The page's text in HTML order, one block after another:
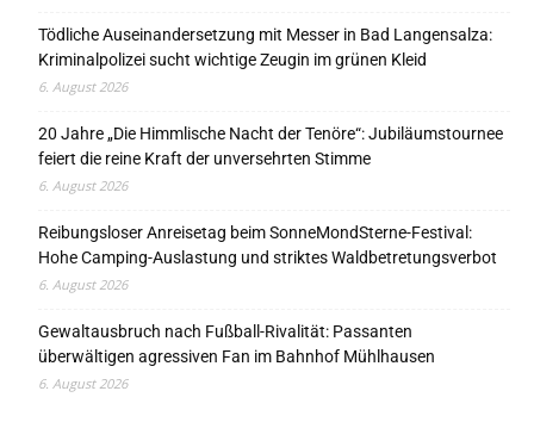
Tödliche Auseinandersetzung mit Messer in Bad Langensalza:
Kriminalpolizei sucht wichtige Zeugin im grünen Kleid
6. August 2026
20 Jahre „Die Himmlische Nacht der Tenöre“: Jubiläumstournee
feiert die reine Kraft der unversehrten Stimme
6. August 2026
Reibungsloser Anreisetag beim SonneMondSterne-Festival:
Hohe Camping-Auslastung und striktes Waldbetretungsverbot
6. August 2026
Gewaltausbruch nach Fußball-Rivalität: Passanten
überwältigen agressiven Fan im Bahnhof Mühlhausen
6. August 2026